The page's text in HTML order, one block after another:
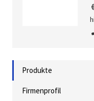
Produkte
Firmenprofil